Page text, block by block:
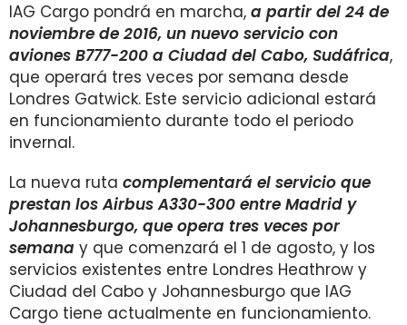
IAG Cargo pondrá en marcha, a partir del 24 de
noviembre de 2016, un nuevo servicio con
aviones B777-200 a Ciudad del Cabo, Sudáfrica,
que operará tres veces por semana desde
Londres Gatwick. Este servicio adicional estará
en funcionamiento durante todo el periodo
invernal.
La nueva ruta complementará el servicio que
prestan los Airbus A330-300 entre Madrid y
Johannesburgo, que opera tres veces por
semana y que comenzará el 1 de agosto, y los
servicios existentes entre Londres Heathrow y
Ciudad del Cabo y Johannesburgo que IAG
Cargo tiene actualmente en funcionamiento.